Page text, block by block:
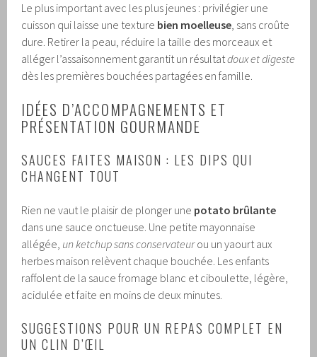
Le plus important avec les plus jeunes : privilégier une
cuisson qui laisse une texture bien moelleuse, sans croûte
dure. Retirer la peau, réduire la taille des morceaux et
alléger l’assaisonnement garantit un résultatdoux et digeste
dès les premières bouchées partagées en famille.
IDÉES D’ACCOMPAGNEMENTS ET
PRÉSENTATION GOURMANDE
SAUCES FAITES MAISON : LES DIPS QUI
CHANGENT TOUT
Rien ne vaut le plaisir de plonger une potato brûlante
dans une sauce onctueuse. Une petite mayonnaise
allégée, un ketchup sans conservateurou un yaourt aux
herbes maison relèvent chaque bouchée. Les enfants
raffolent de la sauce fromage blanc et ciboulette, légère,
acidulée et faite en moins de deux minutes.
SUGGESTIONS POUR UN REPAS COMPLET EN
UN CLIN D’ŒIL